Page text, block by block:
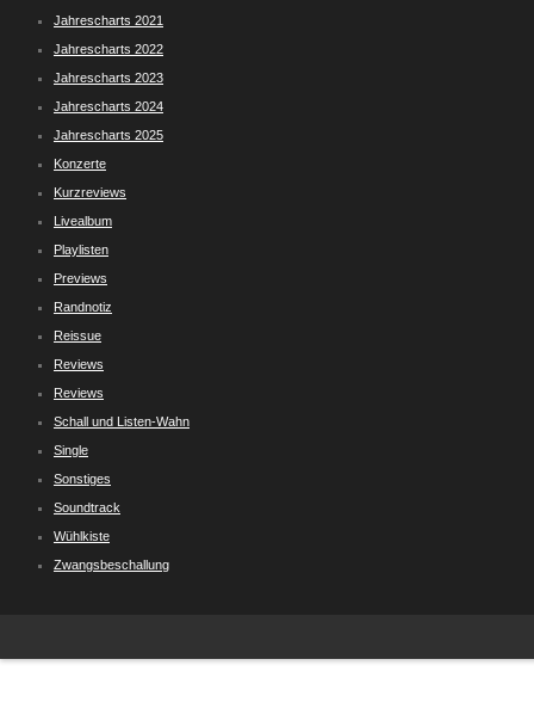
Jahrescharts 2021
Jahrescharts 2022
Jahrescharts 2023
Jahrescharts 2024
Jahrescharts 2025
Konzerte
Kurzreviews
Livealbum
Playlisten
Previews
Randnotiz
Reissue
Reviews
Reviews
Schall und Listen-Wahn
Single
Sonstiges
Soundtrack
Wühlkiste
Zwangsbeschallung